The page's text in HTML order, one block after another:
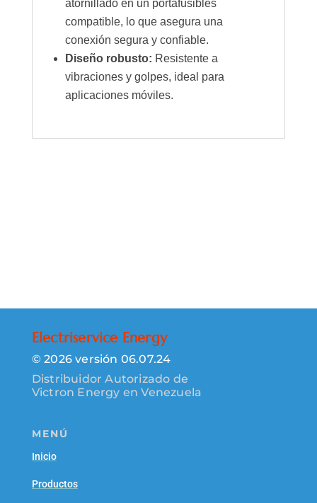
atornillado en un portafusibles
compatible, lo que asegura una
conexión segura y confiable.
Diseño robusto: Resistente a
vibraciones y golpes, ideal para
aplicaciones móviles.
Electriservice Energy
© 2026 versión 06.07.24
Distribuidor Autorizado de
Victron Energy en Venezuela
MENÚ
Inicio
Productos